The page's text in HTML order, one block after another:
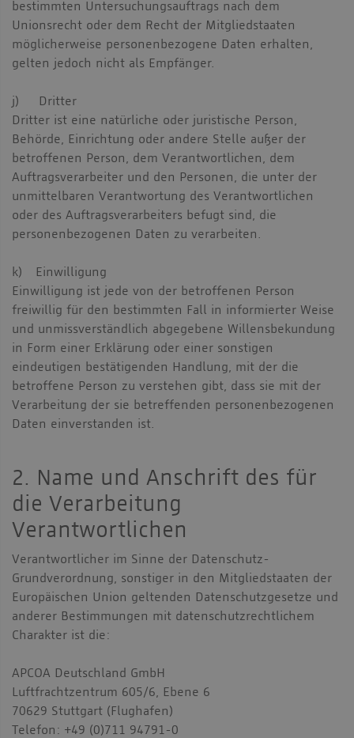
bestimmten Untersuchungsauftrags nach dem
Unionsrecht oder dem Recht der Mitgliedstaaten
möglicherweise personenbezogene Daten erhalten,
gelten jedoch nicht als Empfänger.
j) Dritter
Dritter ist eine natürliche oder juristische Person,
Behörde, Einrichtung oder andere Stelle außer der
betroffenen Person, dem Verantwortlichen, dem
Auftragsverarbeiter und den Personen, die unter der
unmittelbaren Verantwortung des Verantwortlichen
oder des Auftragsverarbeiters befugt sind, die
personenbezogenen Daten zu verarbeiten.
k) Einwilligung
Einwilligung ist jede von der betroffenen Person
freiwillig für den bestimmten Fall in informierter Weise
und unmissverständlich abgegebene Willensbekundung
in Form einer Erklärung oder einer sonstigen
eindeutigen bestätigenden Handlung, mit der die
betroffene Person zu verstehen gibt, dass sie mit der
Verarbeitung der sie betreffenden personenbezogenen
Daten einverstanden ist.
2. Name und Anschrift des für
die Verarbeitung
Verantwortlichen
Verantwortlicher im Sinne der Datenschutz-
Grundverordnung, sonstiger in den Mitgliedstaaten der
Europäischen Union geltenden Datenschutzgesetze und
anderer Bestimmungen mit datenschutzrechtlichem
Charakter ist die:
APCOA Deutschland GmbH
Luftfrachtzentrum 605/6, Ebene 6
70629 Stuttgart (Flughafen)
Telefon: +49 (0)711 94791-0